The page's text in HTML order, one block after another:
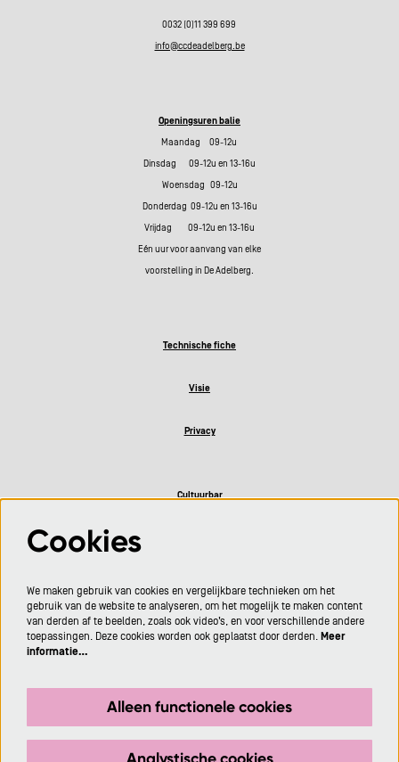
0032 (0)11 399 699
info@ccdeadelberg.be
Openingsuren balie
Maandag 09-12u
Dinsdag 09-12u en 13-16u
Woensdag 09-12u
Donderdag 09-12u en 13-16u
Vrijdag 09-12u en 13-16u
Eén uur voor aanvang van elke
voorstelling in De Adelberg.
Technische fiche
Visie
Privacy
Cultuurbar
Aanmelden
Cookies
We maken gebruik van cookies en vergelijkbare technieken om het
gebruik van de website te analyseren, om het mogelijk te maken content
van derden af te beelden, zoals ook video’s, en voor verschillende andere
toepassingen. Deze cookies worden ook geplaatst door derden. Meer
informatie…
Alleen functionele cookies